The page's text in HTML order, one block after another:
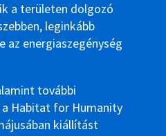
a területen dolgozó
leginkább
az energiaszegénység
további
Habitat for Humanity
kiállítást